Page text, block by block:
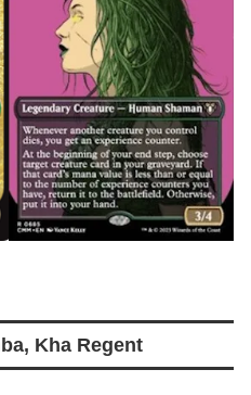
Kha Regent